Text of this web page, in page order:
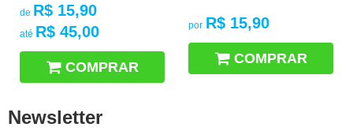
de R$ 15,90
até R$ 45,00
COMPRAR
por R$ 15,90
COMPRAR
Newsletter